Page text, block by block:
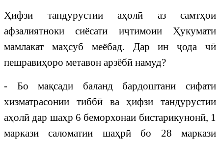
Ҳифзи тандурустии аҳолӣ аз самтҳои
афзалиятноки сиёсати иҷтимоии Ҳукумати
мамлакат маҳсуб меёбад. Дар ин ҷода чӣ
пешравиҳоро метавон арзёбӣ намуд?
- Бо мақсади баланд бардоштани сифати
хизматрасонии тиббӣ ва ҳифзи тандурустии
аҳолӣ дар шаҳр 6 беморхонаи бистарикунонӣ, 1
маркази саломатии шаҳрӣ бо 28 маркази